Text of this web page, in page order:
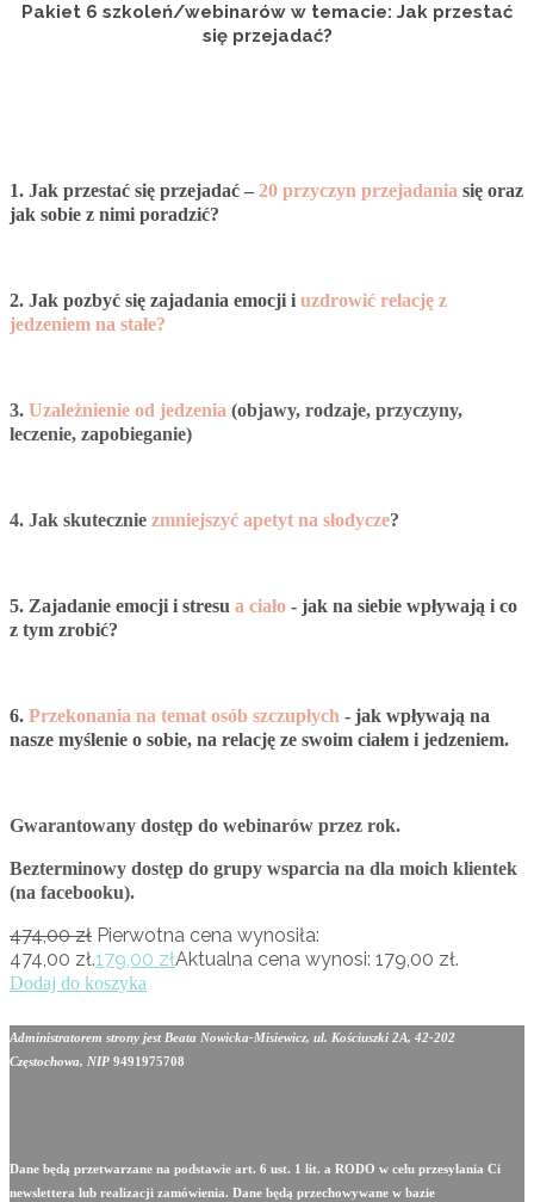
Pakiet 6 szkoleń/webinarów w temacie: Jak przestać
się przejadać?
1. Jak przestać się przejadać – 20 przyczyn przejadania się oraz
jak sobie z nimi poradzić?
2. Jak pozbyć się zajadania emocji i uzdrowić relację z
jedzeniem na stałe?
3. Uzależnienie od jedzenia (objawy, rodzaje, przyczyny,
leczenie, zapobieganie)
4. Jak skutecznie zmniejszyć apetyt na słodycze?
5. Zajadanie emocji i stresu a ciało - jak na siebie wpływają i co
z tym zrobić?
6. Przekonania na temat osób szczupłych - jak wpływają na
nasze myślenie o sobie, na relację ze swoim ciałem i jedzeniem.
Gwarantowany dostęp do webinarów przez rok.
Bezterminowy dostęp do grupy wsparcia na dla moich klientek
(na facebooku).
474,00zł Pierwotna cena wynosiła:
474,00 zł.179,00 złAktualna cena wynosi: 179,00 zł.
Dodaj do koszyka
Administratorem strony jest Beata Nowicka-Misiewicz, ul. Kościuszki 2A, 42-202
Częstochowa, NIP 9491975708
Dane będą przetwarzane na podstawie art. 6 ust. 1 lit. a RODO w celu przesyłania Ci
newslettera lub realizacji zamówienia. Dane będą przechowywane w bazie